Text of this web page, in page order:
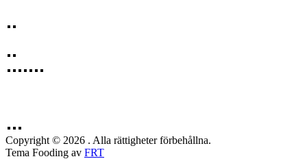
Copyright © 2026 . Alla rättigheter förbehållna.
Tema Fooding av FRT